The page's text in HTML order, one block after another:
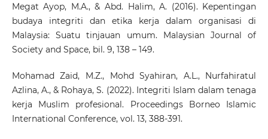
Megat Ayop, M.A., & Abd. Halim, A. (2016). Kepentingan
budaya integriti dan etika kerja dalam organisasi di
Malaysia: Suatu tinjauan umum. Malaysian Journal of
Society and Space, bil. 9, 138 – 149.
Mohamad Zaid, M.Z., Mohd Syahiran, A.L., Nurfahiratul
Azlina, A., & Rohaya, S. (2022). Integriti Islam dalam tenaga
kerja Muslim profesional. Proceedings Borneo Islamic
International Conference, vol. 13, 388-391.